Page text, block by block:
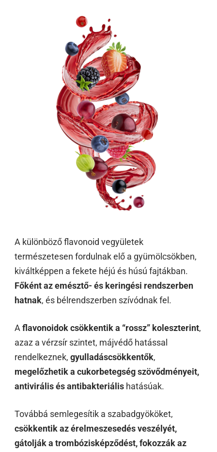
A különböző flavonoid vegyületek
természetesen fordulnak elő a gyümölcsökben,
kiváltképpen a fekete héjú és húsú fajtákban.
Főként az emésztő- és keringési rendszerben
hatnak, és bélrendszerben szívódnak fel.
Aflavonoidok csökkentik a “rossz” koleszterint,
azaz a vérzsír szintet, májvédő hatással
rendelkeznek, gyulladáscsökkentők,
megelőzhetik a cukorbetegség szövődményeit,
antivirális és antibakteriális hatásúak.
Továbbá semlegesítik a szabadgyököket,
csökkentik az érelmeszesedés veszélyét,
gátolják a trombózisképződést, fokozzák az